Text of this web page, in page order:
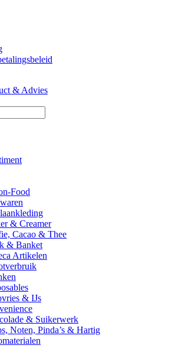
Food
& Creamer
Cacao & Thee
& Banket
Artikelen
& IJs
& Suikerwerk
Noten, Pinda’s & Hartig